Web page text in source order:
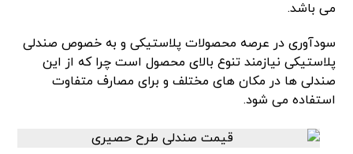
می باشد.
سودآوری در عرصه محصولات پلاستیکی و به خصوص صندلی
پلاستیکی نیازمند تنوع بالای محصول است چرا که از این
صندلی ها در مکان های مختلف و برای مصارف متفاوت
استفاده می شود.